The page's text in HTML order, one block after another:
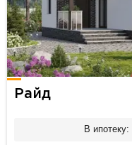
Райд
В ипотеку: